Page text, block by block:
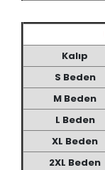
Kalıp
S Beden
M Beden
L Beden
XL Beden
2XL Beden